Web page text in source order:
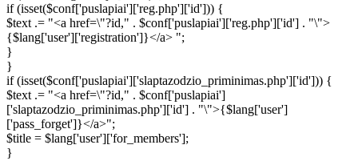
if (isset($conf['puslapiai']['reg.php']['id'])) {
$text .= "<a href=\"?id," . $conf['puslapiai']['reg.php']['id'] . "\">
{$lang['user']['registration']}</a> ";
}
}
if (isset($conf['puslapiai']['slaptazodzio_priminimas.php']['id'])) {
$text .= "<a href=\"?id," . $conf['puslapiai']
['slaptazodzio_priminimas.php']['id'] . "\">{$lang['user']
['pass_forget']}</a>";
$title = $lang['user']['for_members'];
}